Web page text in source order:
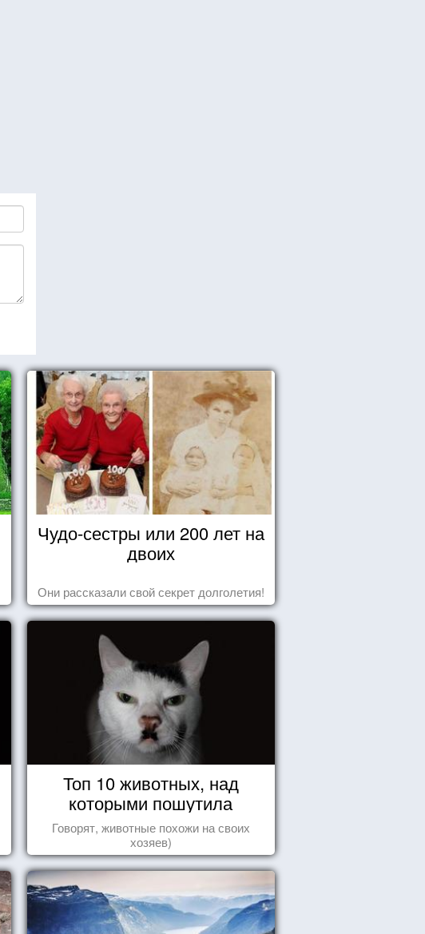
Чудо-сестры или 200 лет на
двоих
Они рассказали свой секрет долголетия!
Топ 10 животных, над
которыми пошутила
природа
Говорят, животные похожи на своих
хозяев)